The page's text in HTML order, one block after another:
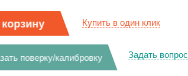
Купить в один клик
поверку/калибровку Задать вопрос